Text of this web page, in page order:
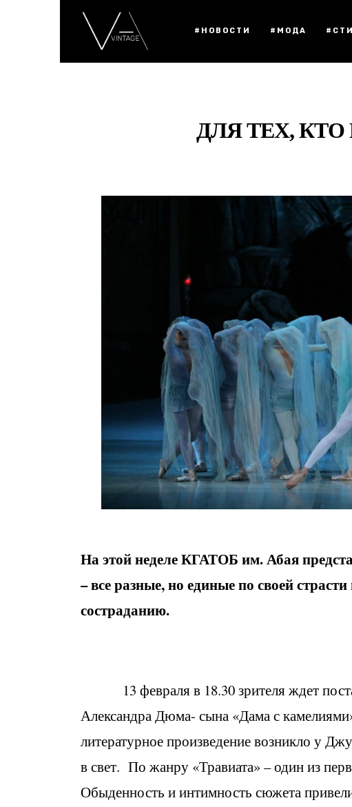
#НОВОСТИ #МОДА
ДЛЯ ТЕХ,
На этой неделе КГАТОБ им. Абая
– все разные, но единые по своей
состраданию.
13 февраля в 18.30 зрителя ждет
Александра Дюма- сына «Дама с
литературное произведение возникло у
в свет. По жанру «Травиата» – один из
Обыденность и интимность сюжета